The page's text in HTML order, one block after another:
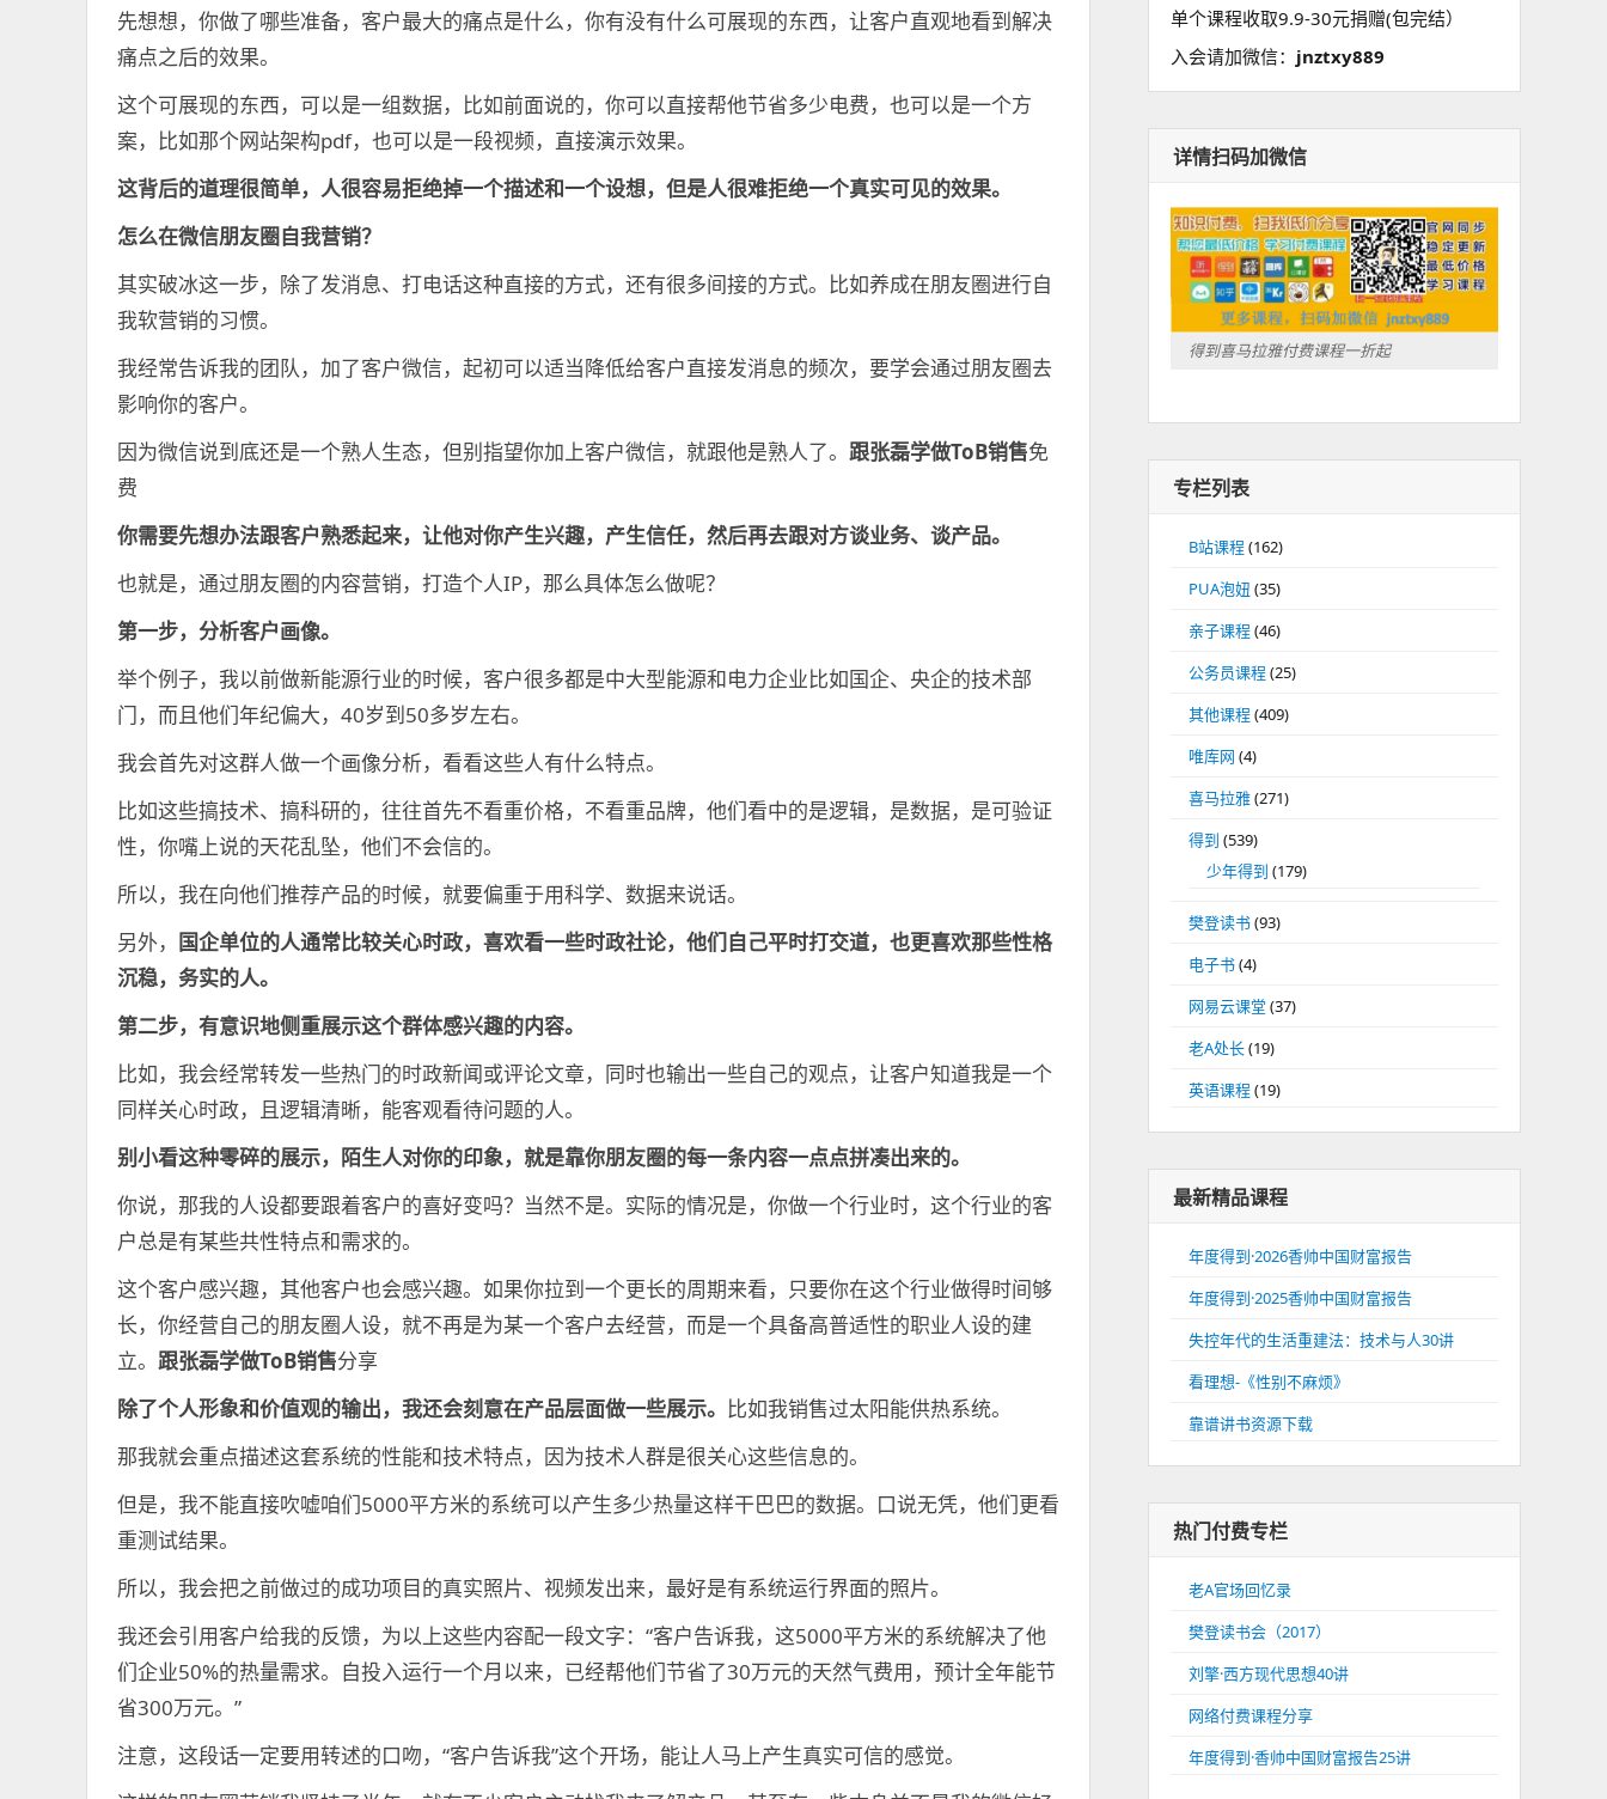
先想想，你做了哪些准备，客户最大的痛点是什么，你有没有什么可展现的东西，让客户直观地看到解决
痛点之后的效果。
这个可展现的东西，可以是一组数据，比如前面说的，你可以直接帮他节省多少电费，也可以是一个方
案，比如那个网站架构pdf，也可以是一段视频，直接演示效果。
这背后的道理很简单，人很容易拒绝掉一个描述和一个设想，但是人很难拒绝一个真实可见的效果。
怎么在微信朋友圈自我营销？
其实破冰这一步，除了发消息、打电话这种直接的方式，还有很多间接的方式。比如养成在朋友圈进行自
我软营销的习惯。
我经常告诉我的团队，加了客户微信，起初可以适当降低给客户直接发消息的频次，要学会通过朋友圈去
影响你的客户。
因为微信说到底还是一个熟人生态，但别指望你加上客户微信，就跟他是熟人了。 跟张磊学做ToB销售免
费
你需要先想办法跟客户熟悉起来，让他对你产生兴趣，产生信任，然后再去跟对方谈业务、谈产品。
也就是，通过朋友圈的内容营销，打造个人IP，那么具体怎么做呢？
第一步，分析客户画像。
举个例子，我以前做新能源行业的时候，客户很多都是中大型能源和电力企业比如国企、央企的技术部
门，而且他们年纪偏大，40岁到50多岁左右。
我会首先对这群人做一个画像分析，看看这些人有什么特点。
比如这些搞技术、搞科研的，往往首先不看重价格，不看重品牌，他们看中的是逻辑，是数据，是可验证
性，你嘴上说的天花乱坠，他们不会信的。
所以，我在向他们推荐产品的时候，就要偏重于用科学、数据来说话。
另外， 国企单位的人通常比较关心时政，喜欢看一些时政社论，他们自己平时打交道，也更喜欢那些性格
沉稳，务实的人。
第二步，有意识地侧重展示这个群体感兴趣的内容。
比如，我会经常转发一些热门的时政新闻或评论文章，同时也输出一些自己的观点，让客户知道我是一个
同样关心时政，且逻辑清晰，能客观看待问题的人。
别小看这种零碎的展示，陌生人对你的印象，就是靠你朋友圈的每一条内容一点点拼凑出来的。
你说，那我的人设都要跟着客户的喜好变吗？当然不是。实际的情况是，你做一个行业时，这个行业的客
户总是有某些共性特点和需求的。
这个客户感兴趣，其他客户也会感兴趣。如果你拉到一个更长的周期来看，只要你在这个行业做得时间够
长，你经营自己的朋友圈人设，就不再是为某一个客户去经营，而是一个具备高普适性的职业人设的建
立。 跟张磊学做ToB销售分享
除了个人形象和价值观的输出，我还会刻意在产品层面做一些展示。 比如我销售过太阳能供热系统。
那我就会重点描述这套系统的性能和技术特点，因为技术人群是很关心这些信息的。
但是，我不能直接吹嘘咱们5000平方米的系统可以产生多少热量这样干巴巴的数据。口说无凭，他们更看
重测试结果。
所以，我会把之前做过的成功项目的真实照片、视频发出来，最好是有系统运行界面的照片。
我还会引用客户给我的反馈，为以上这些内容配一段文字：“客户告诉我，这5000平方米的系统解决了他
们企业50%的热量需求。自投入运行一个月以来，已经帮他们节省了30万元的天然气费用，预计全年能节
省300万元。”
注意，这段话一定要用转述的口吻，“客户告诉我”这个开场，能让人马上产生真实可信的感觉。
单个课程收取9.9-30元捐赠(包完结）
入会请加微信： jnztxy889
详情扫码加微信
得到喜马拉雅付费课程一折起
专栏列表
B站课程(162)
PUA泡妞 (35)
亲子课程(46)
公务员课程(25)
其他课程(409)
唯库网 (4)
喜马拉雅(271)
得到 (539)
少年得到 (179)
樊登读书(93)
电子书(4)
网易云课堂 (37)
老A处长(19)
英语课程(19)
最新精品课程
年度得到·2026香帅中国财富报告
年度得到·2025香帅中国财富报告
失控年代的生活重建法：技术与人30讲
看理想-《性别不麻烦》
靠谱讲书资源下载
热门付费专栏
老A官场回忆录
樊登读书会（2017）
刘擎·西方现代思想40讲
网络付费课程分享
年度得到·香帅中国财富报告25讲